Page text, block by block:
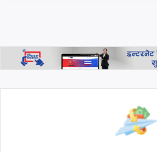
उद्घाटन, शैक्षिक